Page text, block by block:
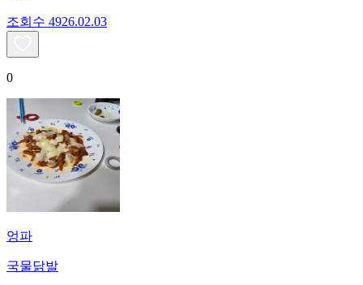
조회수 4926.02.03
0
엉파
국물닭발